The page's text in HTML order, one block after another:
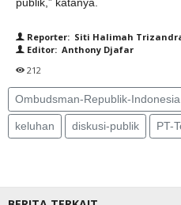
Reporter: Siti Halimah
Editor: Anthony Djafar
212
Ombudsman-Republik-Indonesia
keluhan diskusi-publik PT-